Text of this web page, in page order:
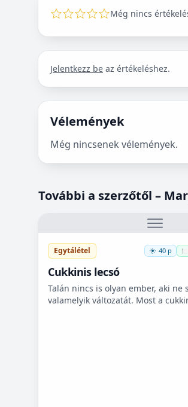
Még nincs
Jelentkezz be az értékeléshez.
Vélemények
Még nincsenek vélemények.
További a szerzőtől –
Egytálétel 40 p 🍽️
Cukkinis lecsó
Talán nincs is olyan ember, aki ne
valamelyik változatát. Most a